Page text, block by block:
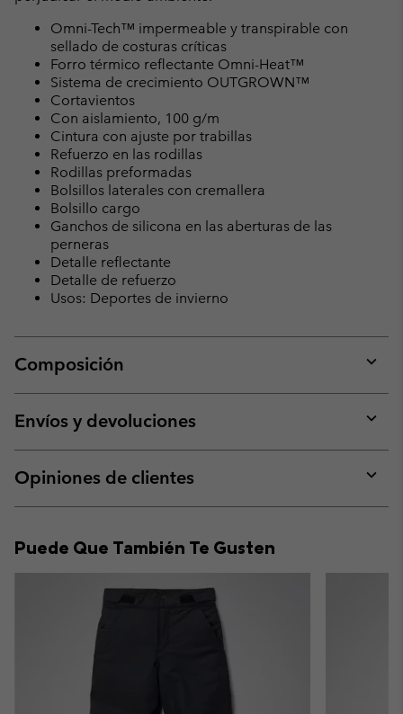
Omni-Tech™ impermeable y transpirable con
sellado de costuras críticas
Forro térmico reflectante Omni-Heat™
Sistema de crecimiento OUTGROWN™
Cortavientos
Con aislamiento, 100 g/m
Cintura con ajuste por trabillas
Refuerzo en las rodillas
Rodillas preformadas
Bolsillos laterales con cremallera
Bolsillo cargo
Ganchos de silicona en las aberturas de las
perneras
Detalle reflectante
Detalle de refuerzo
Usos: Deportes de invierno
Composición
or
Envíos y devoluciones
or
Opiniones de clientes
or
Puede Que También Te Gusten